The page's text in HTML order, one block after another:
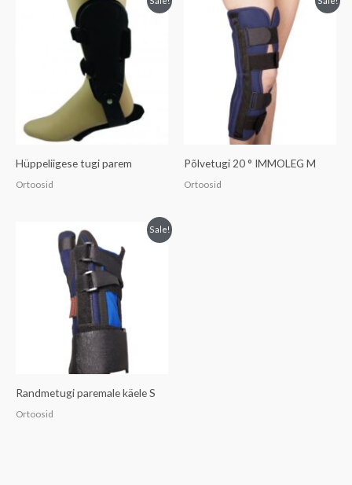
Hüppeliigese tugi parem
Ortoosid
Põlvetugi 20 ° IMMOLEG M
Ortoosid
Sale!
Randmetugi paremale käele S
Ortoosid